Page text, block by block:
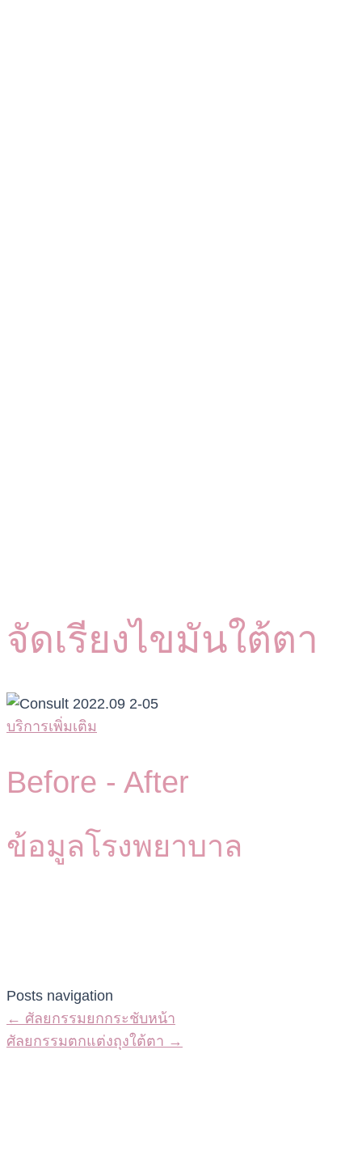
จัดเรียงไขมันใต้ตา
บริการเพิ่มเติม
Before - After
ข้อมูลโรงพยาบาล
Posts navigation
← ศัลยกรรมยกกระชับหน้า
ศัลยกรรมตกแต่งถุงใต้ตา →